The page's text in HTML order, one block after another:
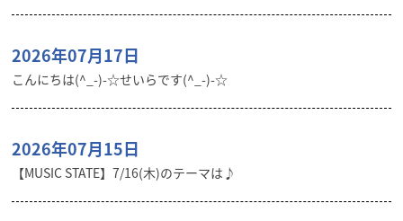
2026年07月17日
こんにちは(^_-)-☆せいらです(^_-)-☆
2026年07月15日
【MUSIC STATE】7/16(木)のテーマは♪